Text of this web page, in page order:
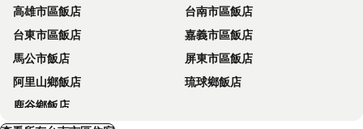
高雄市區飯店
台南市區飯店
台東市區飯店
嘉義市區飯店
馬公市飯店
屏東市區飯店
阿里山鄉飯店
琉球鄉飯店
鹿谷鄉飯店